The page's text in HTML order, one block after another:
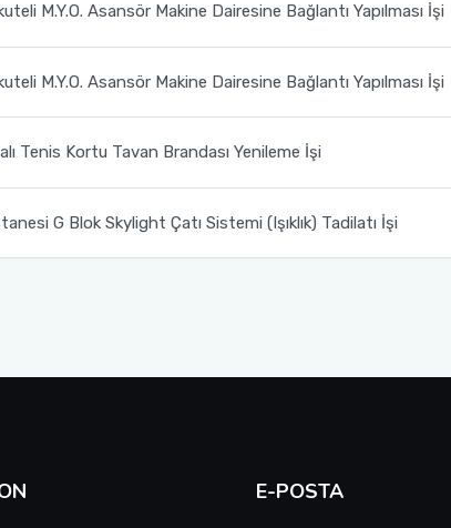
M.Y.O. Asansör Makine Dairesine Bağlantı Yapılması İşi
M.Y.O. Asansör Makine Dairesine Bağlantı Yapılması İşi
Tenis Kortu Tavan Brandası Yenileme İşi
G Blok Skylight Çatı Sistemi (Işıklık) Tadilatı İşi
E-POSTA